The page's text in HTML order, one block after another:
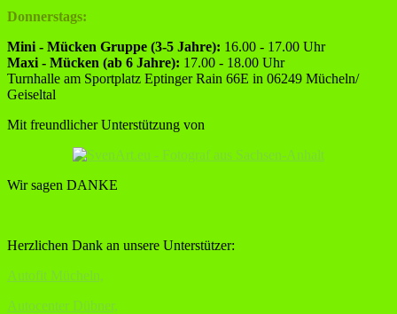
Donnerstags:
Mini - Mücken Gruppe (3-5 Jahre): 16.00 - 17.00 Uhr
Maxi - Mücken (ab 6 Jahre): 17.00 - 18.00 Uhr
Turnhalle am Sportplatz Eptinger Rain 66E in 06249 Mücheln/
Geiseltal
Mit freundlicher Unterstützung von
Wir sagen DANKE
Herzlichen Dank an unsere Unterstützer:
Autofit Mücheln,
Autocenter Dübner,